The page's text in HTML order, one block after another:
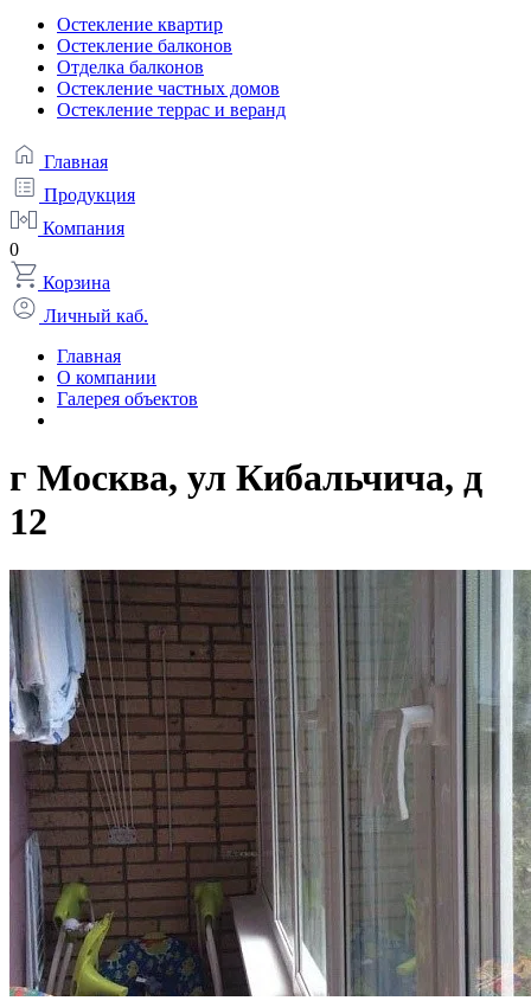
Остекление квартир
Остекление балконов
Отделка балконов
Остекление частных домов
Остекление террас и веранд
Главная
Продукция
Компания
0
Корзина
Личный каб.
Главная
О компании
Галерея объектов
г Москва, ул Кибальчича, д
12